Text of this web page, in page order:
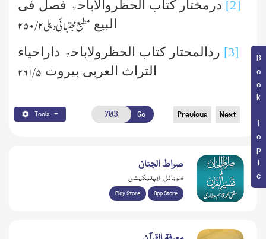
Book Topic
[2] درمختار کتاب الحظروالاباحۃ فصل فی
البیع مطبع مجتبائی دہلی۲/ ۲۵۰
[3] ردالمحتار کتاب الحظرولاباحۃ داراحیاء
التراث العربی بیروت ۵/ ۲۶۱
Tools Go Previous Next
صراط الجنان
موبائل ایپلیکیشن
Play Store App Store